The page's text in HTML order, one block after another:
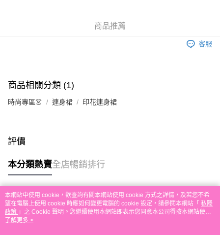
eshop@colourmix-cosmetics.com** **我們不會處理沒有提供存款單據的訂
每筆HK$30.00，滿HK$580.00或以上免運費
每筆HK$30.00，滿HK$580.00或以上免運費
免運費
其他地區配送 運費表
商品推薦
客服
商品相關分類 (1)
時尚專區👗 連身裙 印花連身裙
評價
本分類熱賣全店暢銷排行
熱門標籤
熱銷排行
本網站中使用 cookie，欲查詢有關本網站使用 cookie 方式之詳情，及若您不希
望在電腦上使用 cookie 時應如何變更電腦的 cookie 設定，請參閱本網站「 私隱
政策 」之 Cookie 聲明。您繼續使用本網站即表示您同意本公司得按本網站使用
條款之 Cookie 聲明使用 cookie。
了解更多 >